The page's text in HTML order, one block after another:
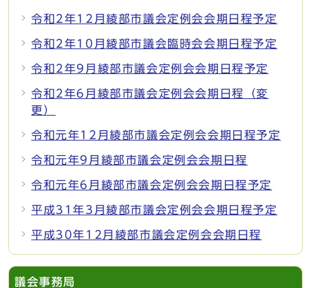
令和2年12月綾部市議会定例会会期日程予定
令和2年10月綾部市議会臨時会会期日程予定
令和2年9月綾部市議会定例会会期日程予定
令和2年6月綾部市議会定例会会期日程（変
更）
令和元年12月綾部市議会定例会会期日程予定
令和元年9月綾部市議会定例会会期日程
令和元年6月綾部市議会定例会会期日程予定
平成31年3月綾部市議会定例会会期日程予定
平成30年12月綾部市議会定例会会期日程
議会事務局